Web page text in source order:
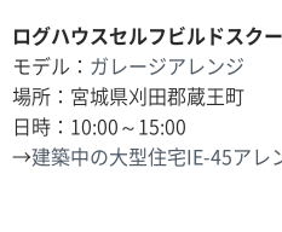
ログハウスセルフビルドスク
モデル： ガレージアレンジ
場所：宮城県刈田郡蔵王町
日時：10:00～15:00
→建築中の大型住宅IE-45アレ